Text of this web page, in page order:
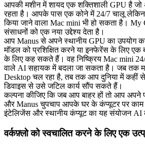
आपकी मशीन में शायद एक शक्तिशाली GPU है जो
रहता है। आपके पास एक कोने में 24/7 चालू लेकिन
किया जाने वाला Mac mini भी हो सकता है। My
संसाधनों को एक नया उद्देश्य देता है।
आप Manus से अपने स्थानीय GPU का उपयोग
मॉडल को प्रशिक्षित करने या इनफेरेंस के लिए एक
के लिए कह सकते हैं। वह निष्क्रिय Mac mini
वाले AI सहायक में बदला जा सकता है। जब तक
Desktop चल रहा है, तब तक आप दुनिया में कहीं
डिवाइस से उसे जटिल कार्य सौंप सकते हैं।
कल्पना कीजिए कि जब आप बाहर हों तो आप अपने
और Manus चुपचाप आपके घर के कंप्यूटर पर काम
इंटेलिजेंस और स्थानीय कंप्यूट का यह संयोजन AI
वर्कफ़्लो को स्वचालित करने के लिए एक